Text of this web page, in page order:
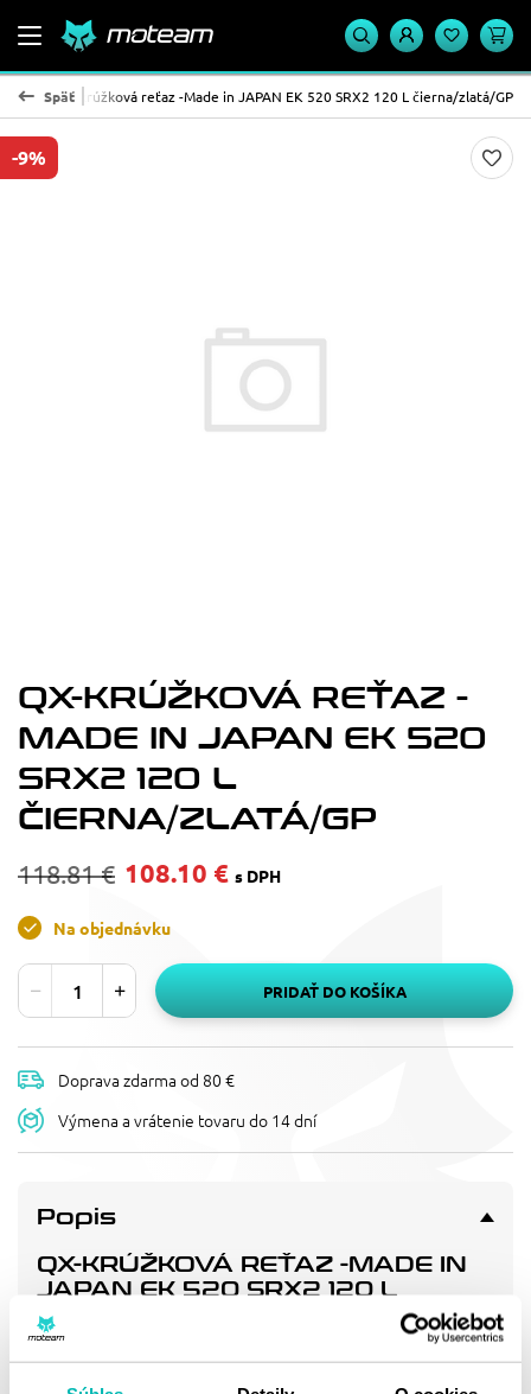
Späť
typ QX-krúžková reťaz -Made in JAPAN EK 520 SRX2 120 L čierna/zlatá/GP
-9%
QX-KRÚŽKOVÁ REŤAZ -
MADE IN JAPAN EK 520
SRX2 120 L
ČIERNA/ZLATÁ/GP
118.81 € 108.10 € s DPH
Na objednávku
PRIDAŤ DO KOŠÍKA
Doprava zdarma od 80 €
Výmena a vrátenie tovaru do 14 dní
Popis
QX-KRÚŽKOVÁ REŤAZ -MADE IN
JAPAN EK 520 SRX2 120 L
ČIERNA/ZLATÁ/GP
Řetěz QX-kroužkový 120 čl, pevnost 37.8 kN, životnostní
index 1,500 (včetně spojky), NOVÁ GENERACE 2015